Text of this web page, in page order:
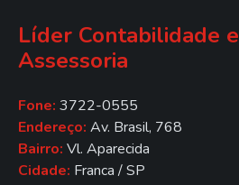
Líder Contabilidade e
Assessoria
Fone: 3722-0555
Endereço: Av. Brasil, 768
Bairro: Vl. Aparecida
Cidade: Franca / SP